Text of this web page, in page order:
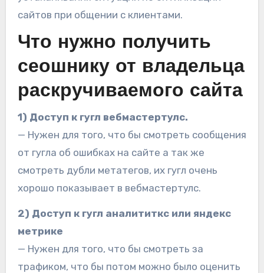
сайтов при общении с клиентами.
Что нужно получить
сеошнику от владельца
раскручиваемого сайта
1) Доступ к гугл вебмастертулс.
— Нужен для того, что бы смотреть сообщения
от гугла об ошибках на сайте а так же
смотреть дубли метатегов, их гугл очень
хорошо показывает в вебмастертулс.
2) Доступ к гугл аналититкс или яндекс
метрике
— Нужен для того, что бы смотреть за
трафиком, что бы потом можно было оценить